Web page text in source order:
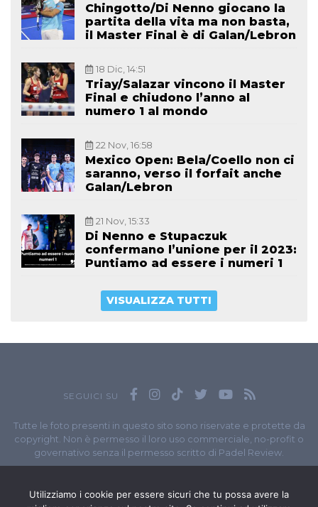
Chingotto/Di Nenno giocano la
partita della vita ma non basta,
il Master Final è di Galan/Lebron
18 Dic, 14:51
Triay/Salazar vincono il Master
Final e chiudono l’anno al
numero 1 al mondo
22 Nov, 16:58
Mexico Open: Bela/Coello non ci
saranno, verso il forfait anche
Galan/Lebron
21 Nov, 15:33
Di Nenno e Stupaczuk
confermano l’unione per il 2023:
Puntiamo ad essere i numeri 1
VISUALIZZA TUTTI
SEGUICI SU
Tutte le foto presenti in questo sito sono riservate e protette da
copyright. Non è permesso il loro uso commerciale, no-profit o
governativo senza il permesso scritto di Padel Review.
// P.I. 11965351007
Utilizziamo i cookie per essere sicuri che tu possa avere la